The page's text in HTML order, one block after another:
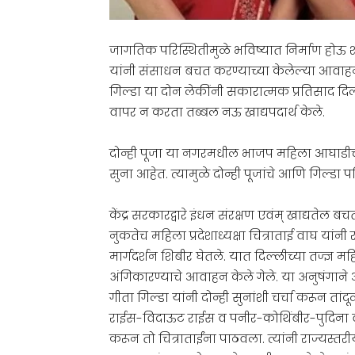
जागतिक परिस्थितीमुळे भविष्यात निर्माण होऊ
यांनी संसाधन बचत करण्याच्या केलेल्या
गिल्डा या दोन लेकींनी सकारात्मक प्रतिसाद
वापर न करता तब्बल नऊ खाद्यपदार्थ केले.
दोन्ही पूजा या नगरमधील भाजप महिला
सुना आहेत. त्यामुळे दोन्ही पूजांचे आणि गिल्डा
केंद्र सरकारद्वारे इंधन संरक्षण एवंम् खाद्यतेल
नुकतेच महिला प्रदेशाध्यक्षा चित्राताई वाघ
मार्गदर्शन शिबीर घेतले. यात दिल्लीच्या तज्ज्ञ
अंगिकारण्याचे आवाहन केले गेले. या अनुषंगाने
गीता गिल्डा यांनी दोन्ही सुनांशी चर्चा
राईस-विदाऊट राईस व पनीर-कोथिंबीर-
करून तो चित्राताईंना पाठवला. त्यांनी